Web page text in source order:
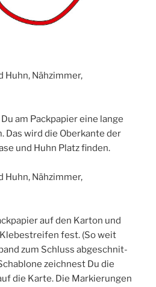
am Pack­pa­pier eine lan­ge
Das wird die Ober­kan­te der
und Huhn Platz finden.
auf den Kar­ton und
fest. (So weit
zum Schluss abge­schnit­
zeich­nest Du die
die Kar­te. Die Mar­kie­run­gen